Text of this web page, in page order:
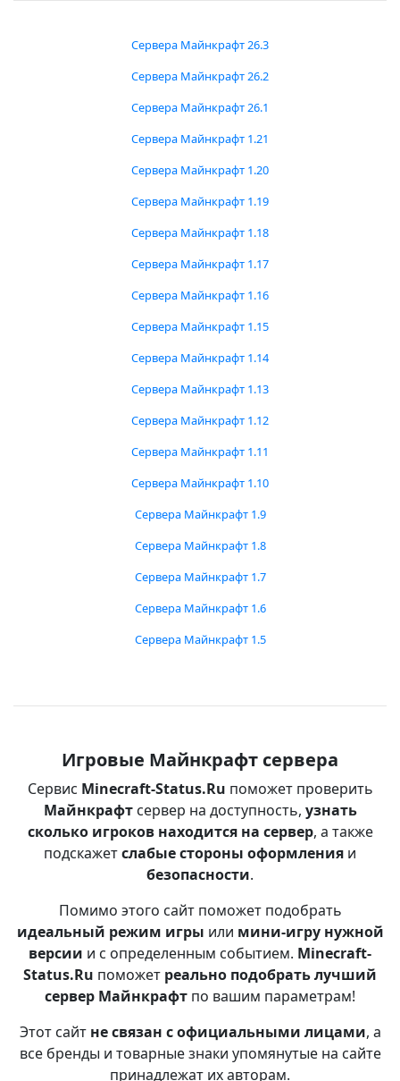
Сервера Майнкрафт 26.3
Сервера Майнкрафт 26.2
Сервера Майнкрафт 26.1
Сервера Майнкрафт 1.21
Сервера Майнкрафт 1.20
Сервера Майнкрафт 1.19
Сервера Майнкрафт 1.18
Сервера Майнкрафт 1.17
Сервера Майнкрафт 1.16
Сервера Майнкрафт 1.15
Сервера Майнкрафт 1.14
Сервера Майнкрафт 1.13
Сервера Майнкрафт 1.12
Сервера Майнкрафт 1.11
Сервера Майнкрафт 1.10
Сервера Майнкрафт 1.9
Сервера Майнкрафт 1.8
Сервера Майнкрафт 1.7
Сервера Майнкрафт 1.6
Сервера Майнкрафт 1.5
Игровые Майнкрафт сервера
Сервис Minecraft-Status.Ru поможет проверить
Майнкрафтсервер на доступность, узнать
сколько игроков находится на сервер, а также
подскажетслабые стороны оформления и
безопасности.
Помимо этого сайт поможет подобрать
идеальный режим игры или мини-игру нужной
версии и с определенным событием. Minecraft-
Status.Ru поможет реально подобрать лучший
сервер Майнкрафт по вашим параметрам!
Этот сайт не связан с официальными лицами, а
все бренды и товарные знаки упомянутые на сайте
принадлежат их авторам.